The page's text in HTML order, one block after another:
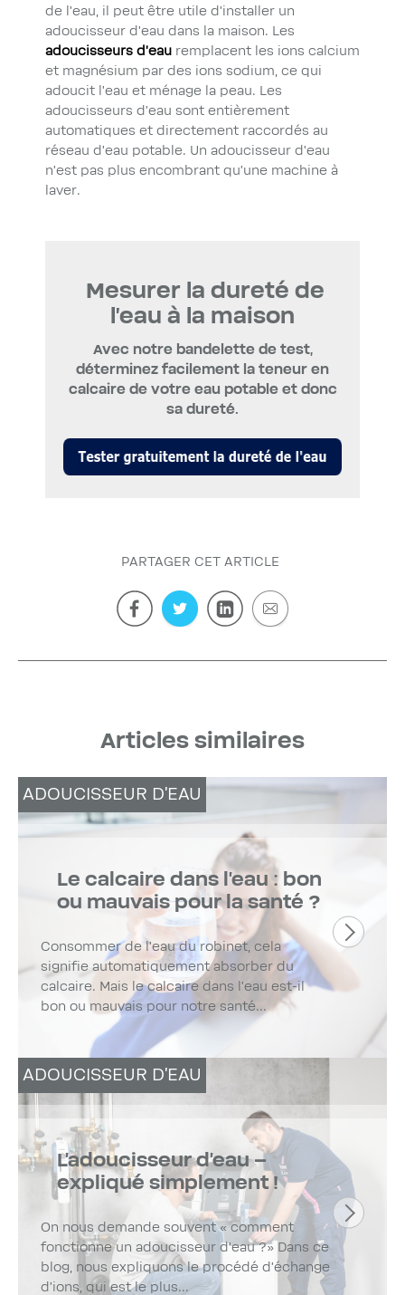
de l’eau, il peut être utile d’installer un
adoucisseur d’eau dans la maison. Les
adoucisseurs d’eau remplacent les ions calcium
et magnésium par des ions sodium, ce qui
adoucit l’eau et ménage la peau. Les
adoucisseurs d’eau sont entièrement
automatiques et directement raccordés au
réseau d’eau potable. Un adoucisseur d’eau
n’est pas plus encombrant qu’une machine à
laver.
Mesurer la dureté de
l’eau à la maison
Avec notre bandelette de test,
déterminez facilement la teneur en
calcaire de votre eau potable et donc
sa dureté.
PARTAGER CET ARTICLE
Articles similaires
ADOUCISSEUR D'EAU
Le calcaire dans l’eau : bon
ou mauvais pour la santé ?
Consommer de l’eau du robinet, cela
signifie automatiquement absorber du
calcaire. Mais le calcaire dans l’eau est-il
bon ou mauvais pour notre santé...
ADOUCISSEUR D'EAU
L’adoucisseur d’eau –
expliqué simplement !
On nous demande souvent « comment
fonctionne un adoucisseur d’eau ?» Dans ce
blog, nous expliquons le procédé d’échange
d’ions, qui est le plus...